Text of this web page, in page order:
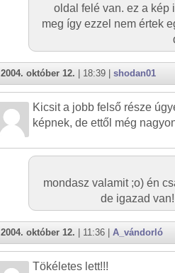
oldal felé van. ez a kép
meg így ezzel nem értek
2004. október 12. | 18:39 | shodan01
Kicsit a jobb felső része
képnek, de ettől még
mondasz valamit ;o) én
de igazad
2004. október 12. | 11:36 | A_vándorló
Tökéletes lett!!!